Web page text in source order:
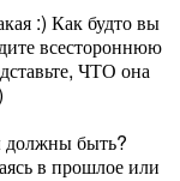
:) Как будто вы
всестороннюю
ЧТО она
должны быть?
в прошлое или